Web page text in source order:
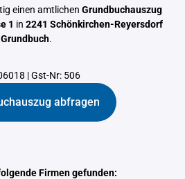
einen amtlichen Grundbuchauszug
1 in 2241 Schönkirchen-Reyersdorf
.
|Gst-Nr: 506
abfragen
Firmen gefunden: